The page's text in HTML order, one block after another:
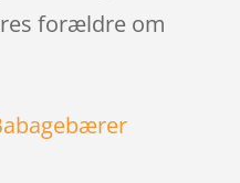
forældre om